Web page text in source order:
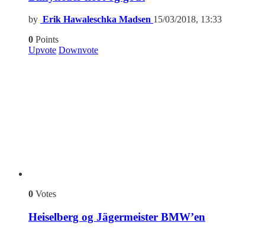
by Erik Hawaleschka Madsen 15/03/2018, 13:33
0 Points
Upvote Downvote
0 Votes
Heiselberg og Jägermeister BMW’en